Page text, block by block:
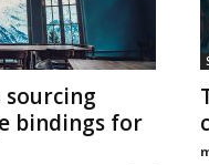
sourcing
bindings for